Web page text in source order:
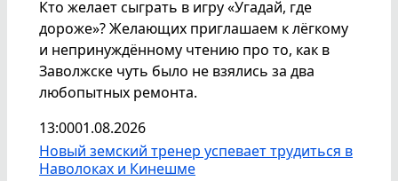
Кто желает сыграть в игру «Угадай, где
дороже»? Желающих приглашаем к лёгкому
и непринуждённому чтению про то, как в
Заволжске чуть было не взялись за два
любопытных ремонта.
13:0001.08.2026
Новый земский тренер успевает трудиться в
Наволоках и Кинешме